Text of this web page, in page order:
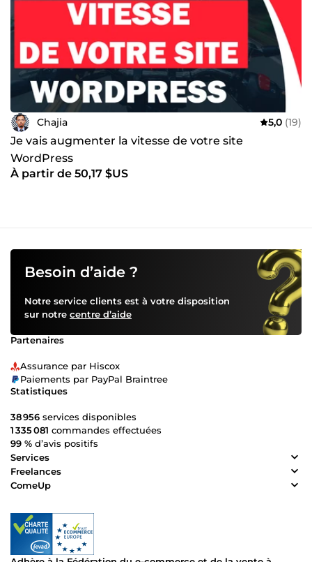
Chajia 5,0 (19)
Je vais augmenter la vitesse de votre site
WordPress
À partir de 50,17 $US
Besoin d’aide ?
Notre service clients est à votre disposition
sur notre centre d’aide
Partenaires
Assurance par Hiscox
Paiements par PayPal Braintree
Statistiques
38 956 services disponibles
1 335 081 commandes effectuées
99 % d’avis positifs
Services
Freelances
ComeUp